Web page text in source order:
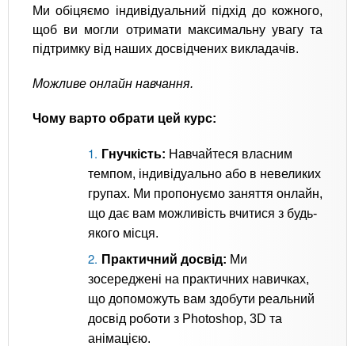
Ми обіцяємо індивідуальний підхід до кожного,
щоб ви могли отримати максимальну увагу та
підтримку від наших досвідчених викладачів.
Можливе онлайн навчання.
Чому варто обрати цей курс:
Гнучкість: Навчайтеся власним
темпом, індивідуально або в невеликих
групах. Ми пропонуємо заняття онлайн,
що дає вам можливість вчитися з будь-
якого місця.
Практичний досвід: Ми
зосереджені на практичних навичках,
що допоможуть вам здобути реальний
досвід роботи з Photoshop, 3D та
анімацією.